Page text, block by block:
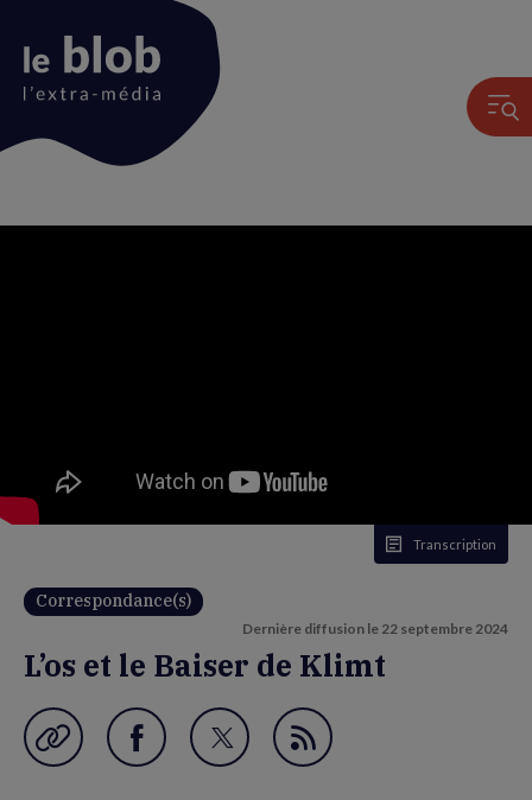
Transcription
Correspondance(s)
Dernière diffusion le 22 septembre 2024
L’os et le Baiser de Klimt
Garder en favori
Partager PartagerFlux